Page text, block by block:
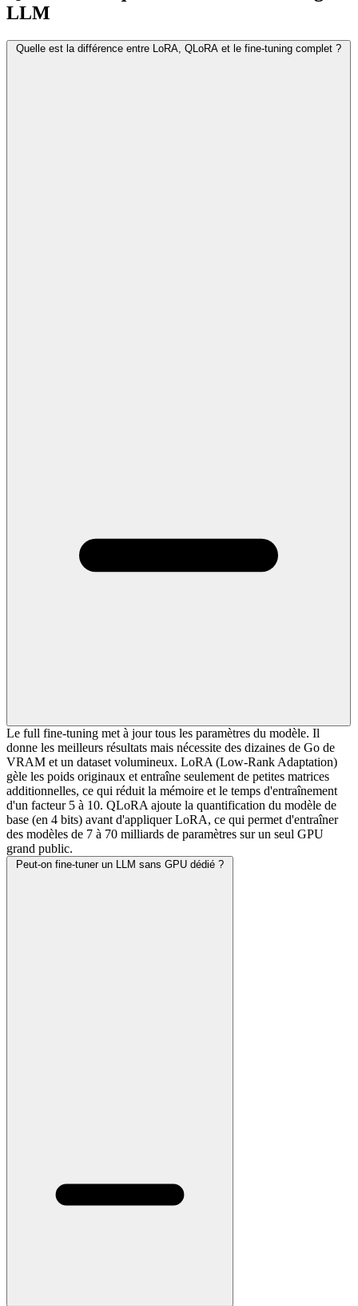
LLM
Quelle est la différence entre LoRA, QLoRA et le fine-tuning complet ?
Le full fine-tuning met à jour tous les paramètres du modèle. Il
donne les meilleurs résultats mais nécessite des dizaines de Go de
VRAM et un dataset volumineux. LoRA (Low-Rank Adaptation)
gèle les poids originaux et entraîne seulement de petites matrices
additionnelles, ce qui réduit la mémoire et le temps d'entraînement
d'un facteur 5 à 10. QLoRA ajoute la quantification du modèle de
base (en 4 bits) avant d'appliquer LoRA, ce qui permet d'entraîner
des modèles de 7 à 70 milliards de paramètres sur un seul GPU
grand public.
Peut-on fine-tuner un LLM sans GPU dédié ?